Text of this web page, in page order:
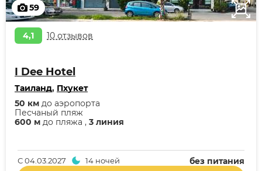
59
4,1 10 отзывов
I Dee Hotel
Таиланд, Пхукет
600 м до пляжа , 3 линия
Песчаный пляж
50 км до аэропорта
без питания
С04.03.2027 14 ночей